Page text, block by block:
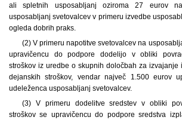
ali spletnih usposabljanj oziroma 27 eurov
usposabljanj svetovalcev v primeru izvedbe
ogleda dobrih praks.
(2) V primeru napotitve svetovalcev na
upravičencu do podpore dodelijo v obliki
stroškov iz uredbe o skupnih določbah za izvajanje
dejanskih stroškov, vendar največ 1.500 eurov
udeleženca usposabljanj svetovalcev.
(3) V primeru dodelitve sredstev v obliki
stroškov se upravičencu do podpore sredstva